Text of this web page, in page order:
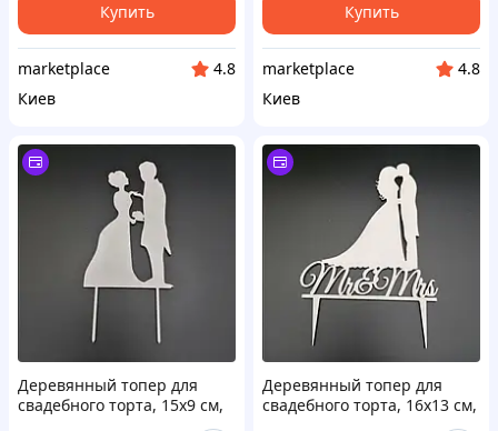
Купить
marketplace
4.8
Киев
Купить
marketplace
4.8
Киев
Деревянный топер для
свадебного торта, 15х9 см,
Деревянный топер для
свадебного торта, 16х13 см,